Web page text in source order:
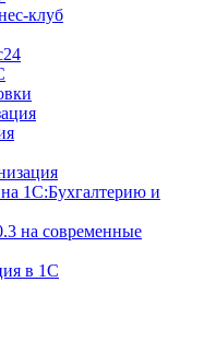
клуб
1С:Бухгалтерию и
на современные
в 1С